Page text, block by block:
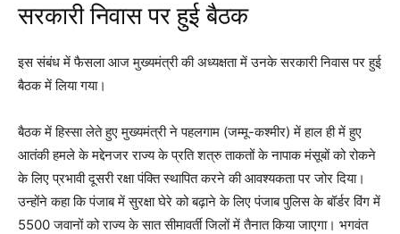
सरकारी निवास पर हुई बैठक
इस संबंध में फैसला आज मुख्यमंत्री की अध्यक्षता में उनके सरकारी निवास पर हुई
बैठक में लिया गया।
बैठक में हिस्सा लेते हुए मुख्यमंत्री ने पहलगाम (जम्मू-कश्मीर) में हाल ही में हुए
आतंकी हमले के मद्देनजर राज्य के प्रति शत्रु ताकतों के नापाक मंसूबों को रोकने
के लिए प्रभावी दूसरी रक्षा पंक्ति स्थापित करने की आवश्यकता पर जोर दिया।
उन्होंने कहा कि पंजाब में सुरक्षा घेरे को बढ़ाने के लिए पंजाब पुलिस के बॉर्डर विंग में
5500 जवानों को राज्य के सात सीमावर्ती जिलों में तैनात किया जाएगा। भगवंत